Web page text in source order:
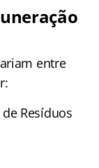
entre
Resíduos